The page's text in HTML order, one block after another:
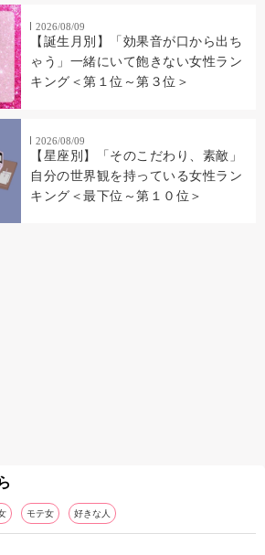
2026/08/09
【誕生月別】「効果音が口から出ち
ゃう」一緒にいて飽きない女性ラン
キング＜第１位～第３位＞
2026/08/09
【星座別】「そのこだわり、素敵」
自分の世界観を持っている女性ラン
キング＜最下位～第１０位＞
モテ女 好きな人